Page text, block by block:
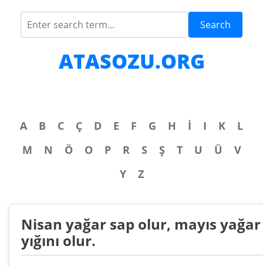
Search
ATASOZU.ORG
A B C Ç D E F G H İ I K
L
M
N Ö O P R S Ş T U Ü
V
Y
Z
Nisan yağar sap olur, mayıs
yığını olur.